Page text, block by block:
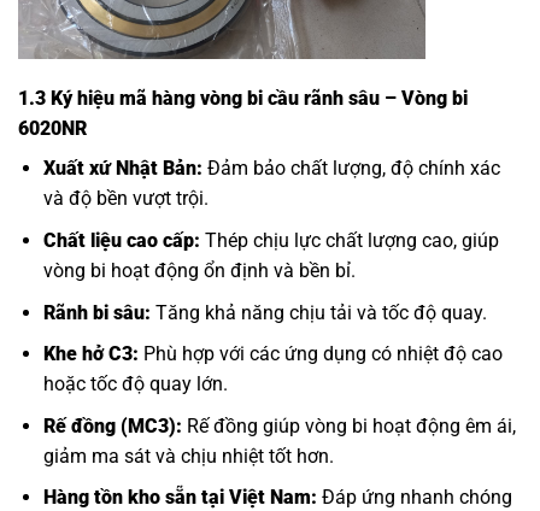
1.3 Ký hiệu mã hàng vòng bi cầu rãnh sâu – Vòng bi
6020NR
Xuất xứ Nhật Bản: Đảm bảo chất lượng, độ chính xác
và độ bền vượt trội.
Chất liệu cao cấp: Thép chịu lực chất lượng cao, giúp
vòng bi hoạt động ổn định và bền bỉ.
Rãnh bi sâu: Tăng khả năng chịu tải và tốc độ quay.
Khe hở C3: Phù hợp với các ứng dụng có nhiệt độ cao
hoặc tốc độ quay lớn.
Rế đồng (MC3): Rế đồng giúp vòng bi hoạt động êm ái,
giảm ma sát và chịu nhiệt tốt hơn.
Hàng tồn kho sẵn tại Việt Nam: Đáp ứng nhanh chóng